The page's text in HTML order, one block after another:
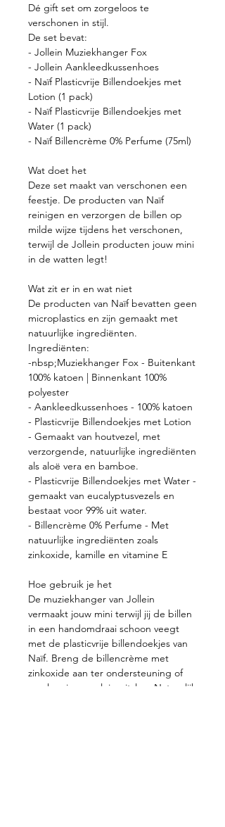
Dé gift set om zorgeloos te
verschonen in stijl.
De set bevat:
- Jollein Muziekhanger Fox
- Jollein Aankleedkussenhoes
- Naïf Plasticvrije Billendoekjes met
Lotion (1 pack)
- Naïf Plasticvrije Billendoekjes met
Water (1 pack)
- Naïf Billencrème 0% Perfume (75ml)
Wat doet het
Deze set maakt van verschonen een
feestje. De producten van Naïf
reinigen en verzorgen de billen op
milde wijze tijdens het verschonen,
terwijl de Jollein producten jouw mini
in de watten legt!
Wat zit er in en wat niet
De producten van Naïf bevatten geen
microplastics en zijn gemaakt met
natuurlijke ingrediënten.
Ingrediënten:
-nbsp;Muziekhanger Fox - Buitenkant
100% katoen | Binnenkant 100%
polyester
- Aankleedkussenhoes - 100% katoen
- Plasticvrije Billendoekjes met Lotion
- Gemaakt van houtvezel, met
verzorgende, natuurlijke ingrediënten
als aloë vera en bamboe.
- Plasticvrije Billendoekjes met Water -
gemaakt van eucalyptusvezels en
bestaat voor 99% uit water.
- Billencrème 0% Perfume - Met
natuurlijke ingrediënten zoals
zinkoxide, kamille en vitamine E
Hoe gebruik je het
De muziekhanger van Jollein
vermaakt jouw mini terwijl jij de billen
in een handomdraai schoon veegt
met de plasticvrije billendoekjes van
Naïf. Breng de billencrème met
zinkoxide aan ter ondersteuning of
voorkoming van luieruitslag. Natuurlijk